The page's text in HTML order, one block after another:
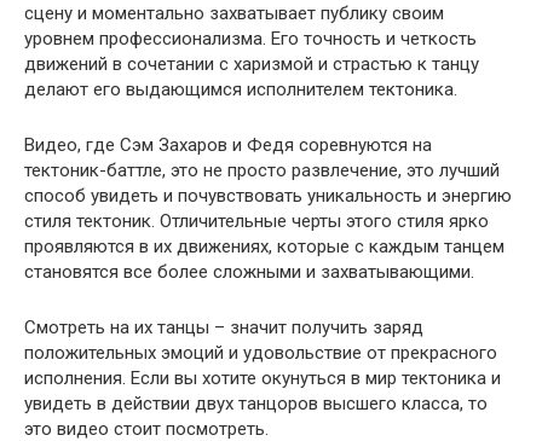
сцену и моментально захватывает публику своим
уровнем профессионализма. Его точность и четкость
движений в сочетании с харизмой и страстью к танцу
делают его выдающимся исполнителем тектоника.
Видео, где Сэм Захаров и Федя соревнуются на
тектоник-баттле, это не просто развлечение, это лучший
способ увидеть и почувствовать уникальность и энергию
стиля тектоник. Отличительные черты этого стиля ярко
проявляются в их движениях, которые с каждым танцем
становятся все более сложными и захватывающими.
Смотреть на их танцы – значит получить заряд
положительных эмоций и удовольствие от прекрасного
исполнения. Если вы хотите окунуться в мир тектоника и
увидеть в действии двух танцоров высшего класса, то
это видео стоит посмотреть.